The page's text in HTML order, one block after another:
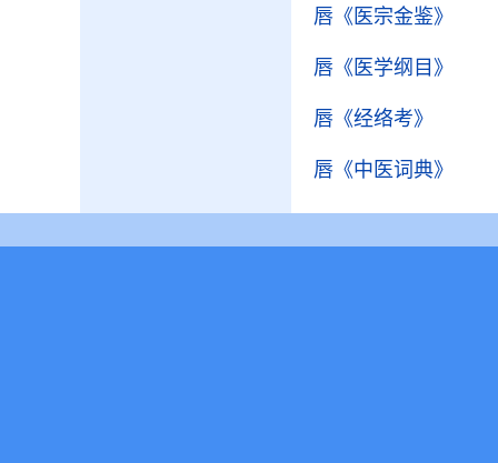
唇 《医宗金鉴》
唇 《医学纲目》
唇 《经络考》
唇 《中医词典》